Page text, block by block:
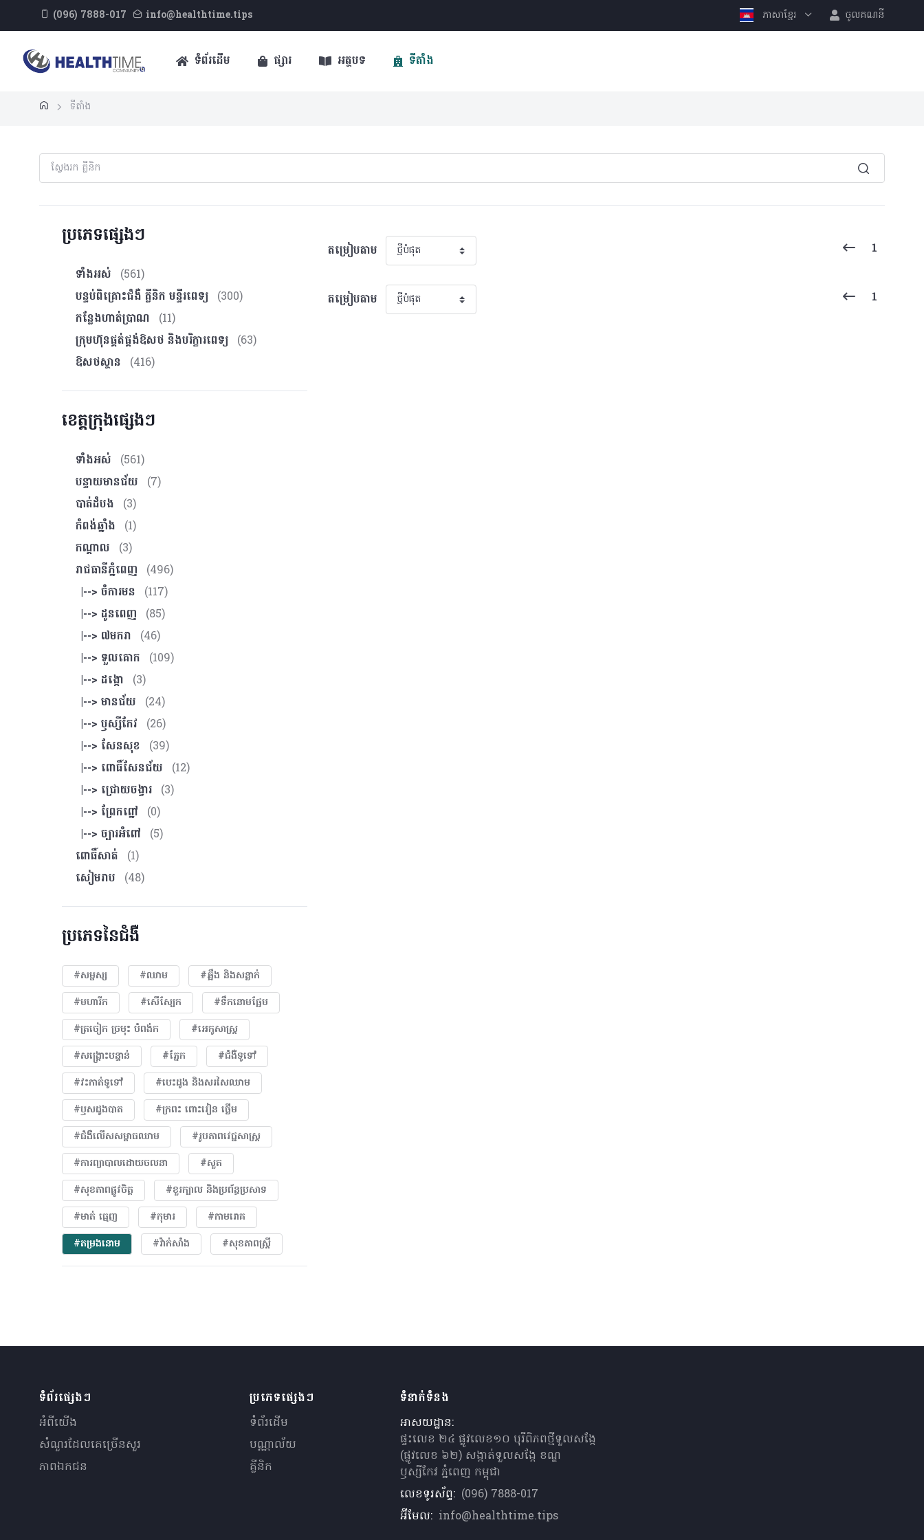
(096) 7888-017 info@healthtime.tips ភាសាខ្មែរ ចូលគណនី
ទំព័រដើម ផ្សារ អត្ថបទ ទីតាំង
ទីតាំង
ប្រភេទផ្សេងៗ
ទាំងអស់
(561)
បន្ទប់ពិគ្រោះ​ជំងឺ គ្លីនិក មន្ទីរពេទ្យ (300)
កន្លែងហាត់ប្រាណ
(11)
ក្រុមហ៊ុនផ្គត់ផ្គង់ឱសថ និងបរិក្ខារពេទ្យ (63)
ឱសថស្ថាន
(416)
ខេត្តក្រុងផ្សេងៗ
ទាំងអស់
(561)
បន្ទាយមានជ័យ
(7)
បាត់ដំបង
(3)
កំពង់ឆ្នាំង
(1)
កណ្ដាល
(3)
រាជធានីភ្នំពេញ
(496)
|--> ចំការមន
(117)
|--> ដូនពេញ
(85)
|--> ៧មករា
(46)
|--> ទួលគោក
(109)
|--> ដង្កោ
(3)
|--> មានជ័យ
(24)
|--> ឫស្សីកែវ
(26)
|--> សែនសុខ
(39)
|--> ពោធិ៍សែនជ័យ
(12)
|--> ជ្រោយចង្វារ (3)
|--> ព្រែកព្នៅ
(0)
|--> ច្បារអំពៅ
(5)
ពោធិ៍សាត់
(1)
សៀមរាប
(48)
ប្រភេទនៃជំងឺ
#សម្ផស្ស #ឈាម
#ឆ្អឹង និងសន្លាក់
#មហារីក​
#សើស្បែក
#ទឹកនោមផ្អែម
#ត្រចៀក ច្រមុះ បំពង់ក
#អេកូសាស្រ្ត
#សង្គ្រោះបន្ទាន់
#ភ្នែក​
#ជំងឺទូទៅ
#វះកាត់ទូទៅ
#បេះដូង​ និងសរសៃឈាម
#ឫសដូងបាត
#ក្រពះ ពោះវៀន ថ្លើម
#ជំងឺលើសសម្ពាធឈាម
#​រូបភាពវេជ្ជសាស្រ្ត
#ការព្យាបាលដោយ​ចលនា
#សួត
#សុខភាពផ្លូវចិត្ត
#ខួរក្បាល និងប្រព័ន្ធប្រសាទ
#មាត់ ធ្មេញ
#កុមារ
#កាមរោគ
#តម្រងនោម
#វ៉ាក់សាំង #សុខភាពស្រ្តី
តម្រៀបតាម 1
តម្រៀបតាម 1
ទំព័រផ្សេងៗ
អំពីយើង
សំណួរ​ដែលគេ​ច្រើន​សួរ
ភាពឯកជន
ប្រភេទផ្សេងៗ
ទំព័រដើម
បណ្ណាល័យ
គ្លីនិក
ទំនាក់ទំនង
អាសយដ្ឋាន:
ផ្ទះលេខ ២៤ ផ្លូវលេខ១០ បុរីពិភពថ្មីទួលសង្កែ
(ផ្លូវលេខ ៦២) សង្កាត់ទួលសង្កែ ខណ្ឌ
ឫស្សីកែវ ភ្នំពេញ កម្ពុជា
លេខទូរស័ព្ទ: (096) 7888-017
អ៊ីមែល: info@healthtime.tips